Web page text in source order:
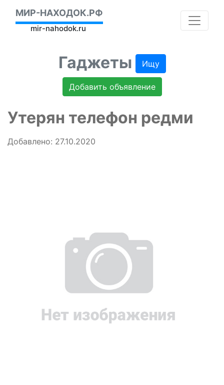
МИР-НАХОДОК.РФ
mir-nahodok.ru
Гаджеты Ищу
Добавить объявление
Утерян телефон редми
Добавлено: 27.10.2020